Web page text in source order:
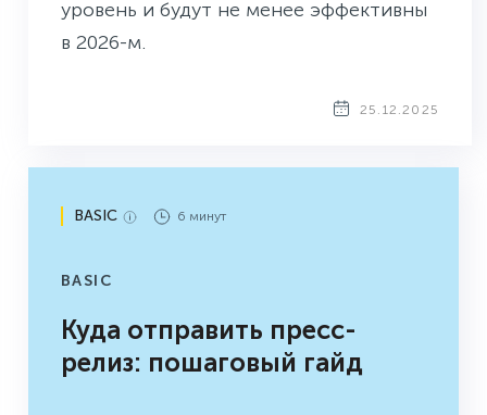
уровень и будут не менее эффективны
в 2026-м.
25.12.2025
BASIC 6 минут
BASIC
Куда отправить пресс-
релиз: пошаговый гайд